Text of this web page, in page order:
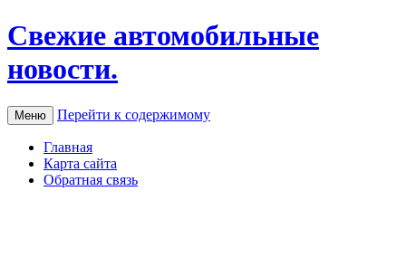
Свежие автомобильные
новости.
Меню Перейти к содержимому
Главная
Карта сайта
Обратная связь